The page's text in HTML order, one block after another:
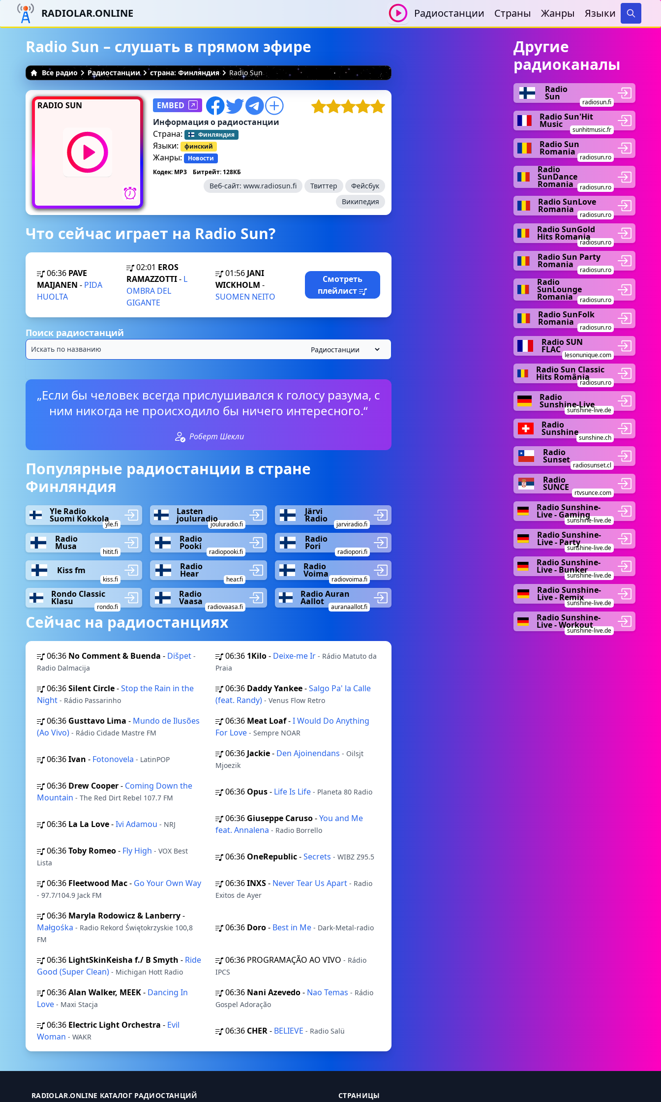
RADIOLAR.ONLINE Радиостанции Страны Жанры Языки
Search
Radio Sun – слушать в прямом эфире
Все радио Радиостанции страна: Финляндия Radio Sun
RADIO SUN
EMBED
Информация о радиостанции
Страна:
Финляндия
Языки: финский
Жанры:
Новости
Кодек: MP3
Битрейт: 128КБ
Веб-сайт: www.radiosun.fi Твиттер
Фейсбук
Википедия
Что сейчас играет на Radio Sun?
06:36 PAVE
MAIJANEN - PIDA
HUOLTA
02:01 EROS
RAMAZZOTTI- L
OMBRA DEL
GIGANTE
01:56 JANI
WICKHOLM -
SUOMEN NEITO
Смотреть
плейлист
Поиск радиостанций
„Если бы человек всегда прислушивался к голосу разума, с
ним никогда не происходило бы ничего интересного.“
Роберт Шекли
Популярные радиостанции в стране
Финляндия
Yle Radio
Suomi Kokkola
yle.fi
Lasten
jouluradio
jouluradio.fi
Järvi
Radio
jarviradio.fi
Radio
Musa
hitit.fi
Radio
Pooki
radiopooki.fi
Radio
Pori
radiopori.fi
Kiss fm
kiss.fi
Radio
Hear
hear.fi
Radio
Voima
radiovoima.fi
Rondo Classic
Klasu
rondo.fi
Radio
Vaasa
radiovaasa.fi
Radio Auran
Aallot
auranaallot.fi
Сейчас на радиостанциях
06:36 No Comment & Buenda - Dišpet -
Radio Dalmacija
06:36 1Kilo- Deixe-me Ir - Rádio Matuto da
Praia
06:36Silent Circle-Stop the Rain in the
Night - Rádio Passarinho
06:36 Daddy Yankee-Salgo Pa' la Calle
(feat. Randy) - Venus Flow Retro
06:36 Gusttavo Lima - Mundo de Ilusões
(Ao Vivo) - Rádio Cidade Mastre FM
06:36 Meat Loaf-I Would Do Anything
For Love - Sempre NOAR
06:36Ivan - Fotonovela - LatinPOP
06:36 Jackie- Den Ajoinendans - Oilsjt
Mjoezik
06:36 Drew Cooper- Coming Down the
Mountain - The Red Dirt Rebel 107.7 FM
06:36 Opus- Life Is Life - Planeta 80 Radio
06:36 La La Love-Ivi Adamou - NRJ
06:36 Giuseppe Caruso-You and Me
feat. Annalena - Radio Borrello
06:36Toby Romeo- Fly High - VOX Best
Lista
06:36 OneRepublic-Secrets - WIBZ Z95.5
06:36 Fleetwood Mac- Go Your Own Way
- 97.7/104.9 Jack FM
06:36INXS- Never Tear Us Apart - Radio
Exitos de Ayer
06:36 Maryla Rodowicz & Lanberry-
Małgośka - Radio Rekord Świętokrzyskie 100,8
FM
06:36 Doro- Best in Me - Dark-Metal-radio
06:36 LightSkinKeisha f./ B Smyth - Ride
Good (Super Clean) - Michigan Hott Radio
06:36 PROGRAMAÇÃO AO VIVO - Rádio
IPCS
06:36Alan Walker, MEEK- Dancing In
Love - Maxi Stacja
06:36 Nani Azevedo- Nao Temas - Rádio
Gospel Adoração
06:36 Electric Light Orchestra - Evil
Woman - WAKR
06:36 CHER- BELIEVE - Radio Salü
Другие
радиоканалы
Radio
Sun
radiosun.fi
Radio Sun'Hit
Music
sunhitmusic.fr
Radio Sun
Romania
radiosun.ro
Radio
SunDance
Romania radiosun.ro
Radio SunLove
Romania
radiosun.ro
Radio SunGold
Hits Romania
radiosun.ro
Radio Sun Party
Romania
radiosun.ro
Radio
SunLounge
Romania radiosun.ro
Radio SunFolk
Romania
radiosun.ro
Radio SUN
FLAC
lesonunique.com
Radio Sun Classic
Hits România
radiosun.ro
Radio
Sunshine-Live
sunshine-live.de
Radio
Sunshine
sunshine.ch
Radio
Sunset
radiosunset.cl
Radio
SUNCE
rtvsunce.com
Radio Sunshine-
Live - Gaming
sunshine-live.de
Radio Sunshine-
Live - Party
sunshine-live.de
Radio Sunshine-
Live - Bunker
sunshine-live.de
Radio Sunshine-
Live - Remix
sunshine-live.de
Radio Sunshine-
Live - Workout
sunshine-live.de
RADIOLAR.ONLINE КАТАЛОГ РАДИОСТАНЦИЙ СТРАНИЦЫ